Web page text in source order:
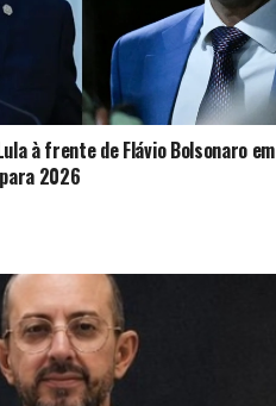
à frente de Flávio Bolsonaro em
2026